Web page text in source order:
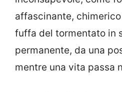
affascinante,
fuffa del tormentato in
permanente, da una
mentre una vita passa